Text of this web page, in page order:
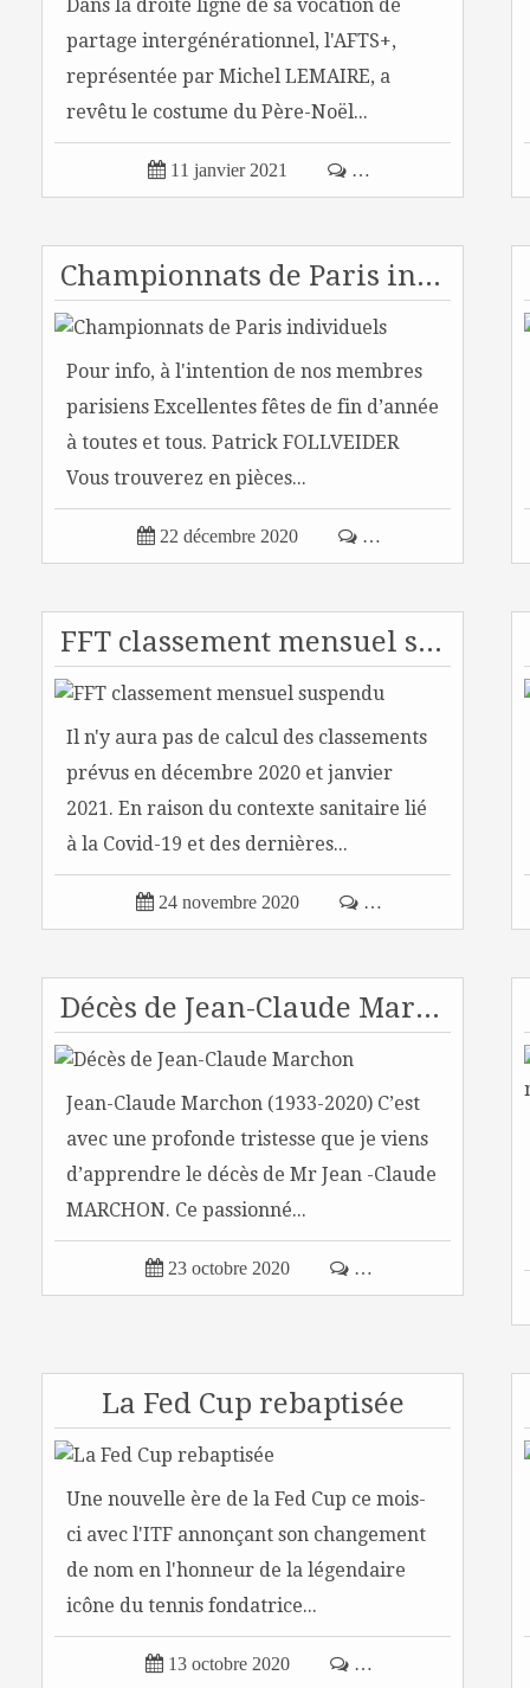
Dans la droite ligne de sa vocation de
partage intergénérationnel, l'AFTS+,
représentée par Michel LEMAIRE, a
revêtu le costume du Père-Noël...
 11 janvier 2021  …
Championnats de Paris individuels
Pour info, à l'intention de nos membres
parisiens Excellentes fêtes de fin d’année
à toutes et tous. Patrick FOLLVEIDER
Vous trouverez en pièces...
 22 décembre 2020  …
FFT classement mensuel suspendu
Il n'y aura pas de calcul des classements
prévus en décembre 2020 et janvier
2021. En raison du contexte sanitaire lié
à la Covid-19 et des dernières...
 24 novembre 2020  …
Décès de Jean-Claude Marchon
Jean-Claude Marchon (1933-2020) C’est
avec une profonde tristesse que je viens
d’apprendre le décès de Mr Jean -Claude
MARCHON. Ce passionné...
 23 octobre 2020  …
La Fed Cup rebaptisée
Une nouvelle ère de la Fed Cup ce mois-
ci avec l'ITF annonçant son changement
de nom en l'honneur de la légendaire
icône du tennis fondatrice...
 13 octobre 2020  …